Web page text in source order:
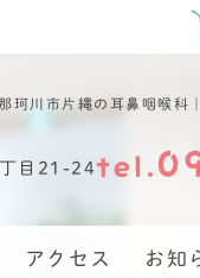
珂川市片縄の耳鼻咽喉科
目21-24
アクセス お知